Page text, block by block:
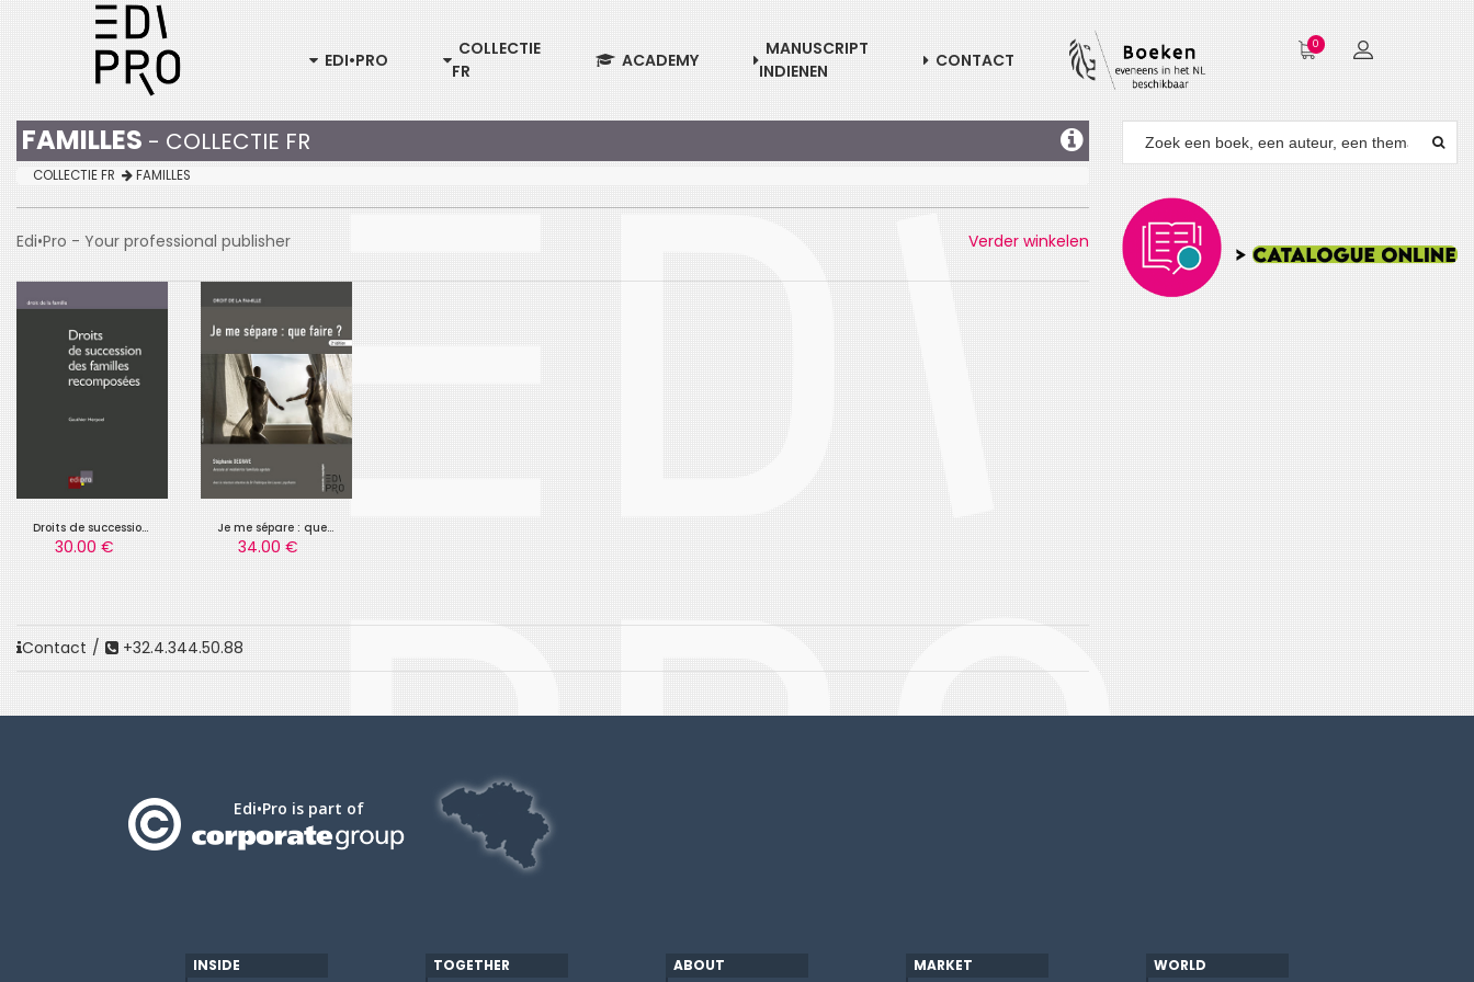
EDI•PRO
COLLECTIE
FR
ACADEMY
MANUSCRIPT
INDIENEN
CONTACT
0
FAMILLES - COLLECTIE FR
COLLECTIE FR FAMILLES
Edi•Pro - Your professional publisher Verder winkelen
Droits de succession des familles recomposées
30.00 €
Je me sépare : que faire ? Ed 2
34.00 €
Contact / +32.4.344.50.88
Edi•Pro is part of
INSIDE
TOGETHER ABOUT MARKET WORLD